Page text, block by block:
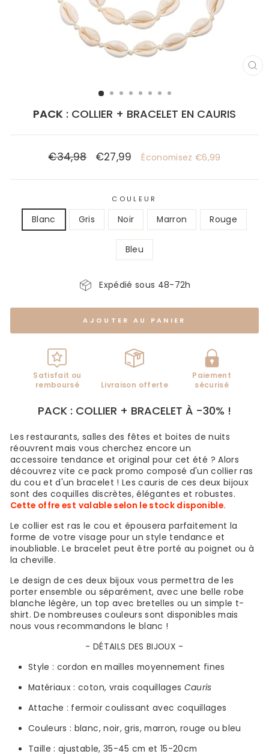
PACK : COLLIER + BRACELET EN CAURIS
Prix
€34,98
Prix
€27,99 Économisez €6,99
COULEUR
Blanc Gris Noir Marron Rouge
Bleu
Expédié sous 48-72h
AJOUTER AU PANIER
Satisfait ou
remboursé
Livraison offerte
Paiement
sécurisé
PACK : COLLIER + BRACELET À -30% !
Les restaurants, salles des fêtes et boites de nuits
réouvrent mais vous cherchez encore un
accessoire tendance et original pour cet été ? Alors
découvrez vite ce pack promo composé d'un collier ras
du cou et d'un bracelet ! Les cauris de ces deux bijoux
sont des coquilles discrètes, élégantes et robustes.
Cette offre est valable selon le stock disponible.
Le collier est ras le cou et épousera parfaitement la
forme de votre visage pour un style tendance et
inoubliable. Le bracelet peut être porté au poignet ou à
la cheville.
Le design de ces deux bijoux vous permettra de les
porter ensemble ou séparément, avec une belle robe
blanche légère, un top avec bretelles ou un simple t-
shirt. De nombreuses couleurs sont disponibles mais
nous vous recommandons le blanc !
- DÉTAILS DES BIJOUX -
Style : cordon en mailles moyennement fines
Matériaux : coton, vrais coquillages Cauris
Attache : fermoir coulissant avec coquillages
Couleurs : blanc, noir, gris, marron, rouge ou bleu
Taille : ajustable, 35-45 cm et 15-20cm